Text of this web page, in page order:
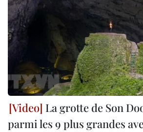
La grotte de Son
parmi les 9 plus grandes